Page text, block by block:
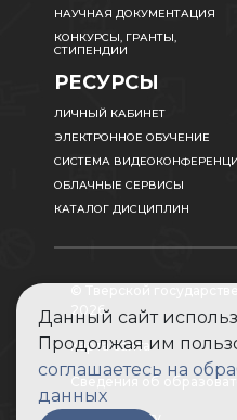
НАУЧНАЯ ДОКУМЕНТАЦИЯ
КОНКУРСЫ, ГРАНТЫ,
СТИПЕНДИИ
РЕСУРСЫ
ЛИЧНЫЙ КАБИНЕТ
ЭЛЕКТРОННОЕ ОБУЧЕНИЕ
СИСТЕМА
ОБЛАЧНЫЕ СЕРВИСЫ
КАТАЛОГ ДИСЦИПЛИН
2026
Карта сайта
Сведения об
Данный сайт
Продолжая им
соглашаетесь на
данных